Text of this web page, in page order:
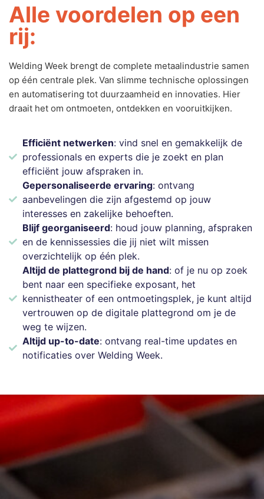
Alle voordelen op een
rij:
Welding Week brengt de complete metaalindustrie samen
op één centrale plek. Van slimme technische oplossingen
en automatisering tot duurzaamheid en innovaties. Hier
draait het om ontmoeten, ontdekken en vooruitkijken.
Efficiënt netwerken: vind snel en gemakkelijk de
professionals en experts die je zoekt en plan
efficiënt jouw afspraken in.
Gepersonaliseerde ervaring: ontvang
aanbevelingen die zijn afgestemd op jouw
interesses en zakelijke behoeften.
Blijf georganiseerd: houd jouw planning, afspraken
en de kennissessies die jij niet wilt missen
overzichtelijk op één plek.
Altijd de plattegrond bij de hand: of je nu op zoek
bent naar een specifieke exposant, het
kennistheater of een ontmoetingsplek, je kunt altijd
vertrouwen op de digitale plattegrond om je de
weg te wijzen.
Altijd up-to-date: ontvang real-time updates en
notificaties over Welding Week.